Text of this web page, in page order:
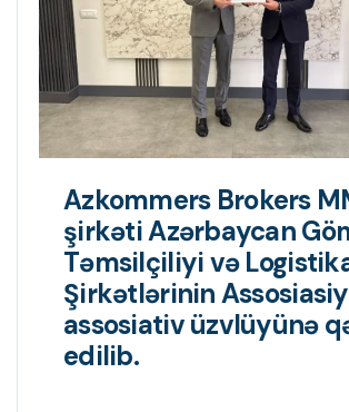
Azkommers Brokers
şirkəti Azərbaycan
Təmsilçiliyi və
Şirkətlərinin
assosiativ üzvlüyünə
edilib.